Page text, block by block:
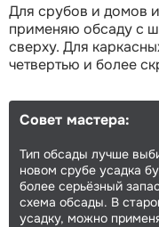
Для срубов и домов
применяю обсаду с
сверху. Для
четвертью и более
Совет мастера:
Тип обсады лучше
новом срубе усадка
более серьёзный
схема обсады. В
усадку, можно